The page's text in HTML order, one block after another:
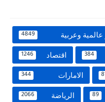
عالمية وعربية 4849
384 اقتصاد 1246
الامارات 344
89 الرياضة 2066